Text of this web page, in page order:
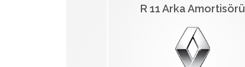
R 11 Arka Amortisörü